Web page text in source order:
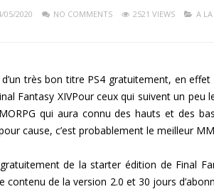
05/2020 NO COMMENTS 2521 VIEWS A
très bon titre PS4 gratuitement, en
Fantasy XIVPour ceux qui suivent un peu
qui aura connu des hauts et des
cause, c’est probablement le meilleur
de la starter édition de Final
contenu de la version 2.0 et 30 jours